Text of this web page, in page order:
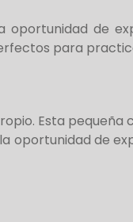
oportunidad de
para
Esta pequeña
oportunidad de